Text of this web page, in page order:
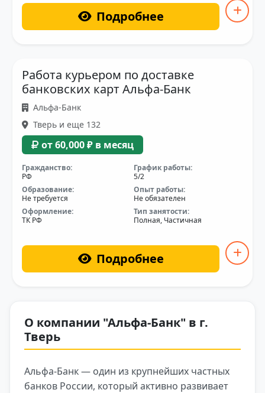
Подробнее
Работа курьером по доставке
банковских карт Альфа-Банк
Альфа-Банк
Тверь и еще 132
от 60,000 ₽ в месяц
Гражданство:
РФ
График работы:
5/2
Образование:
Не требуется
Опыт работы:
Не обязателен
Оформление:
ТК РФ
Тип занятости:
Полная, Частичная
Подробнее
О компании "Альфа-Банк" в г.
Тверь
Альфа-Банк — один из крупнейших частных
банков России, который активно развивает